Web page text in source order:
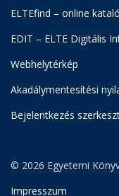
ELTEfind – online
EDIT – ELTE Digitális
Webhelytérkép
Akadálymentesítési
Bejelentkezés
© 2026 Egyetemi
Impresszum